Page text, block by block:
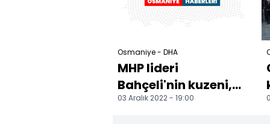
Osmaniye - DHA
MHP lideri
Bahçeli'nin kuzeni,
trafik kazasında
03 Aralık 2022 - 19:00